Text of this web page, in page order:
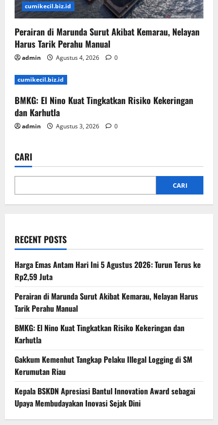
cumikecil.biz.id
Perairan di Marunda Surut Akibat Kemarau, Nelayan
Harus Tarik Perahu Manual
admin Agustus 4, 2026 0
cumikecil.biz.id
BMKG: El Nino Kuat Tingkatkan Risiko Kekeringan
dan Karhutla
admin Agustus 3, 2026 0
CARI
CARI
RECENT POSTS
Harga Emas Antam Hari Ini 5 Agustus 2026: Turun Terus ke
Rp2,59 Juta
Perairan di Marunda Surut Akibat Kemarau, Nelayan Harus
Tarik Perahu Manual
BMKG: El Nino Kuat Tingkatkan Risiko Kekeringan dan
Karhutla
Gakkum Kemenhut Tangkap Pelaku Illegal Logging di SM
Kerumutan Riau
Kepala BSKDN Apresiasi Bantul Innovation Award sebagai
Upaya Membudayakan Inovasi Sejak Dini